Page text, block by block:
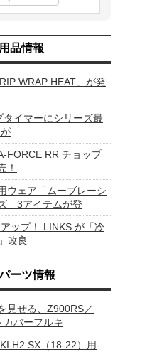
品情報
WRAP HEAT」が発
イマーにシリーズ最
FORCE RR チョップ
！
ウェア「ムーブレーシ
」3アイテムが登
ップ！ LINKS が「冷
改良
ーツ情報
見せる、Z900RS／
カバーフルキ
H2 SX（18-22）用